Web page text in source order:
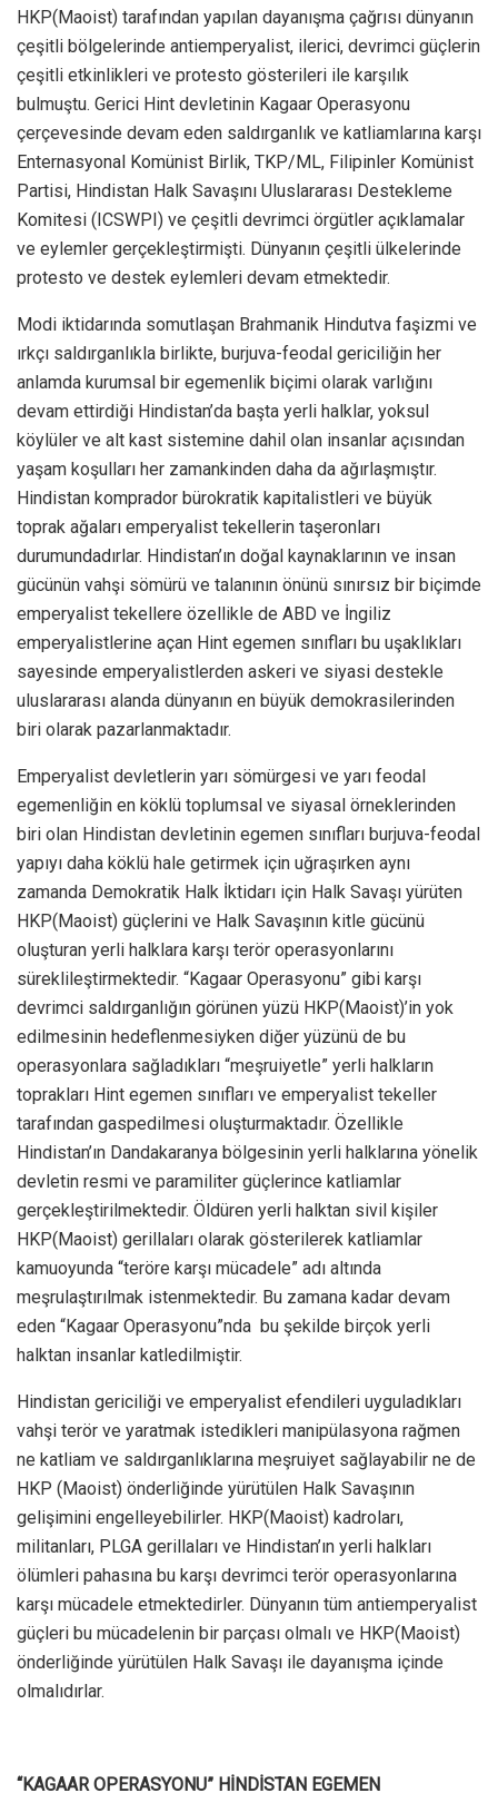
HKP(Maoist) tarafından yapılan dayanışma çağrısı dünyanın
çeşitli bölgelerinde antiemperyalist, ilerici, devrimci güçlerin
çeşitli etkinlikleri ve protesto gösterileri ile karşılık
bulmuştu. Gerici Hint devletinin Kagaar Operasyonu
çerçevesinde devam eden saldırganlık ve katliamlarına karşı
Enternasyonal Komünist Birlik, TKP/ML, Filipinler Komünist
Partisi, Hindistan Halk Savaşını Uluslararası Destekleme
Komitesi (ICSWPI) ve çeşitli devrimci örgütler açıklamalar
ve eylemler gerçekleştirmişti. Dünyanın çeşitli ülkelerinde
protesto ve destek eylemleri devam etmektedir.
Modi iktidarında somutlaşan Brahmanik Hindutva faşizmi ve
ırkçı saldırganlıkla birlikte, burjuva-feodal gericiliğin her
anlamda kurumsal bir egemenlik biçimi olarak varlığını
devam ettirdiği Hindistan’da başta yerli halklar, yoksul
köylüler ve alt kast sistemine dahil olan insanlar açısından
yaşam koşulları her zamankinden daha da ağırlaşmıştır.
Hindistan komprador bürokratik kapitalistleri ve büyük
toprak ağaları emperyalist tekellerin taşeronları
durumundadırlar. Hindistan’ın doğal kaynaklarının ve insan
gücünün vahşi sömürü ve talanının önünü sınırsız bir biçimde
emperyalist tekellere özellikle de ABD ve İngiliz
emperyalistlerine açan Hint egemen sınıfları bu uşaklıkları
sayesinde emperyalistlerden askeri ve siyasi destekle
uluslararası alanda dünyanın en büyük demokrasilerinden
biri olarak pazarlanmaktadır.
Emperyalist devletlerin yarı sömürgesi ve yarı feodal
egemenliğin en köklü toplumsal ve siyasal örneklerinden
biri olan Hindistan devletinin egemen sınıfları burjuva-feodal
yapıyı daha köklü hale getirmek için uğraşırken aynı
zamanda Demokratik Halk İktidarı için Halk Savaşı yürüten
HKP(Maoist) güçlerini ve Halk Savaşının kitle gücünü
oluşturan yerli halklara karşı terör operasyonlarını
süreklileştirmektedir. “Kagaar Operasyonu” gibi karşı
devrimci saldırganlığın görünen yüzü HKP(Maoist)’in yok
edilmesinin hedeflenmesiyken diğer yüzünü de bu
operasyonlara sağladıkları “meşruiyetle” yerli halkların
toprakları Hint egemen sınıfları ve emperyalist tekeller
tarafından gaspedilmesi oluşturmaktadır. Özellikle
Hindistan’ın Dandakaranya bölgesinin yerli halklarına yönelik
devletin resmi ve paramiliter güçlerince katliamlar
gerçekleştirilmektedir. Öldüren yerli halktan sivil kişiler
HKP(Maoist) gerillaları olarak gösterilerek katliamlar
kamuoyunda “teröre karşı mücadele” adı altında
meşrulaştırılmak istenmektedir. Bu zamana kadar devam
eden “Kagaar Operasyonu”nda bu şekilde birçok yerli
halktan insanlar katledilmiştir.
Hindistan gericiliği ve emperyalist efendileri uyguladıkları
vahşi terör ve yaratmak istedikleri manipülasyona rağmen
ne katliam ve saldırganlıklarına meşruiyet sağlayabilir ne de
HKP (Maoist) önderliğinde yürütülen Halk Savaşının
gelişimini engelleyebilirler. HKP(Maoist) kadroları,
militanları, PLGA gerillaları ve Hindistan’ın yerli halkları
ölümleri pahasına bu karşı devrimci terör operasyonlarına
karşı mücadele etmektedirler. Dünyanın tüm antiemperyalist
güçleri bu mücadelenin bir parçası olmalı ve HKP(Maoist)
önderliğinde yürütülen Halk Savaşı ile dayanışma içinde
olmalıdırlar.
“KAGAAR OPERASYONU” HİNDİSTAN EGEMEN